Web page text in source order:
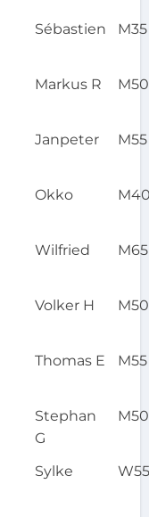
Sébastien M35
Markus R M50
Janpeter M55
Okko
Wilfried M65
Volker H M50
Thomas E M55
Stephan
G
M50
Sylke